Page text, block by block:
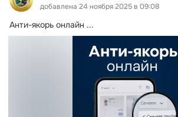
добавлена 24 ноября 2025 в 09:08
Анти-якорь онлайн ...